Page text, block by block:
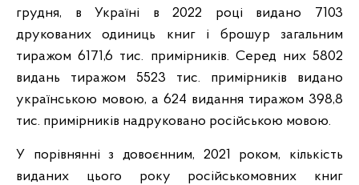
грудня, в Україні в 2022 році видано 7103
друкованих одиниць книг і брошур загальним
тиражом 6171,6 тис. примірників. Серед них 5802
видань тиражом 5523 тис. примірників видано
українською мовою, а 624 видання тиражом 398,8
тис. примірників надруковано російською мовою.
У порівнянні з довоєнним, 2021 роком, кількість
виданих цього року російськомовних книг